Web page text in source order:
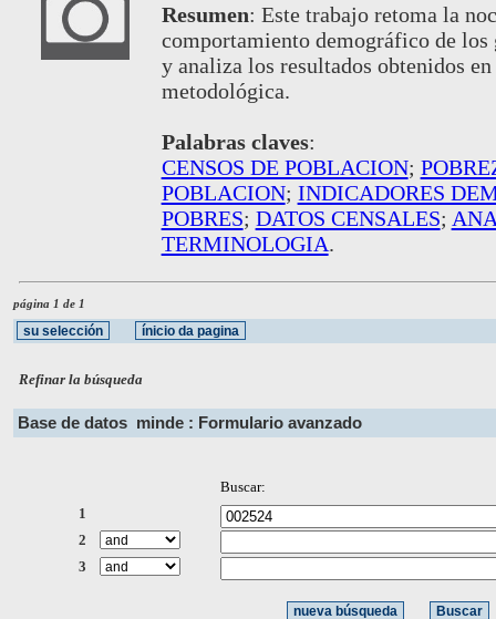
Resumen: Este trabajo retoma la
comportamiento demográfico de los
y analiza los resultados obtenidos
metodológica.
Palabras claves:
CENSOS DE POBLACION;
POBLACION; INDICADORES
POBRES; DATOS CENSALES;
TERMINOLOGIA.
página 1 de 1
Refinar la búsqueda
Base de datos minde : Formulario avanzado
Buscar:
1
2
3